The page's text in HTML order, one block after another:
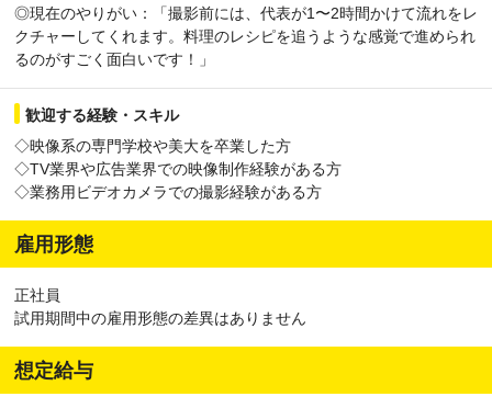
◎現在のやりがい：「撮影前には、代表が1〜2時間かけて流れをレ
クチャーしてくれます。料理のレシピを追うような感覚で進められ
るのがすごく面白いです！」
歓迎する経験・スキル
◇映像系の専門学校や美大を卒業した方
◇TV業界や広告業界での映像制作経験がある方
◇業務用ビデオカメラでの撮影経験がある方
雇用形態
正社員
試用期間中の雇用形態の差異はありません
想定給与